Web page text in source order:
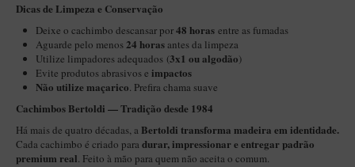
Maestro – Briar Italiano
Churchwarden – Briar Italiano
Jateado
Maestro Compacto – Briar Italiano
MONTE SEU KIT/INICIANTES
Blends Para Cachimbo
Dicas de Limpeza e Conservação
Deixe o cachimbo descansar por48 horas entre as fumadas
Aguarde pelo menos24 horasantes da limpeza
Utilize limpadores adequados (3x1 ou algodão)
Evite produtos abrasivos e impactos
Não utilize maçarico. Prefira chama suave
Cachimbos Bertoldi —Tradição desde 1984
Há mais de quatro décadas, a Bertoldi transforma madeira em identidade.
Cada cachimbo é criado para durar, impressionar e entregar padrão
premium real. Feito à mão para quem não aceita o comum.